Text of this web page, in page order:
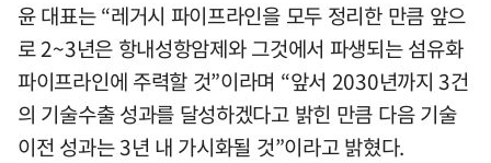
윤 대표는 “레거시 파이프라인을 모두 정리한 만큼 앞으
로 2~3년은 항내성항암제와 그것에서 파생되는 섬유화
파이프라인에 주력할 것”이라며 “앞서 2030년까지 3건
의 기술수출 성과를 달성하겠다고 밝힌 만큼 다음 기술
이전 성과는 3년 내 가시화될 것”이라고 밝혔다.